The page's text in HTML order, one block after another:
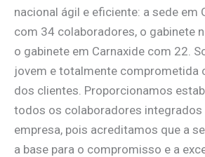
nacional ágil e eficiente: a sede em
com 34 colaboradores, o gabinete
o gabinete em Carnaxide com 22.
jovem e totalmente comprometida
dos clientes. Proporcionamos
todos os colaboradores integrados
empresa, pois acreditamos que a
a base para o compromisso e a